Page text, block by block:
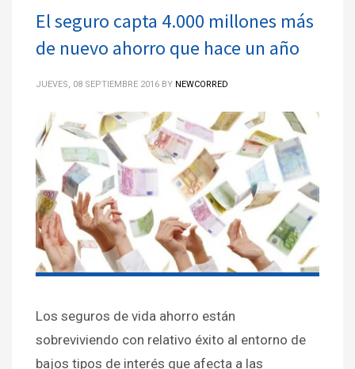
El seguro capta 4.000 millones más
de nuevo ahorro que hace un año
JUEVES, 08 SEPTIEMBRE 2016 BY NEWCORRED
Los seguros de vida ahorro están
sobreviviendo con relativo éxito al entorno de
bajos tipos de interés que afecta a las